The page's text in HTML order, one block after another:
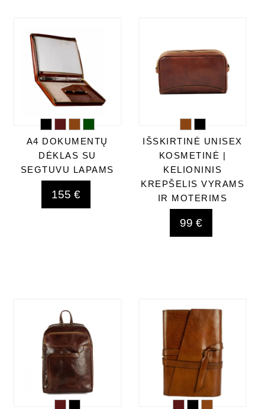
A4 DOKUMENTŲ
DĖKLAS SU
SEGTUVU LAPAMS
155 €
IŠSKIRTINĖ UNISEX
KOSMETINĖ |
KELIONINIS
KREPŠELIS VYRAMS
IR MOTERIMS
99 €